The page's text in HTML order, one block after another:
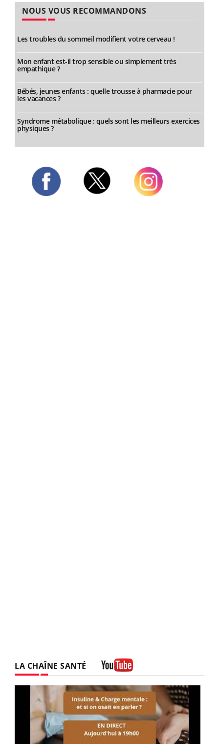
NOUS VOUS RECOMMANDONS
Les troubles du sommeil modifient votre cerveau !
Mon enfant est-il trop sensible ou simplement très
empathique ?
Bébés, jeunes enfants : quelle trousse à pharmacie pour
les vacances ?
Syndrome métabolique : quels sont les meilleurs exercices
physiques ?
LA CHAÎNE SANTÉ